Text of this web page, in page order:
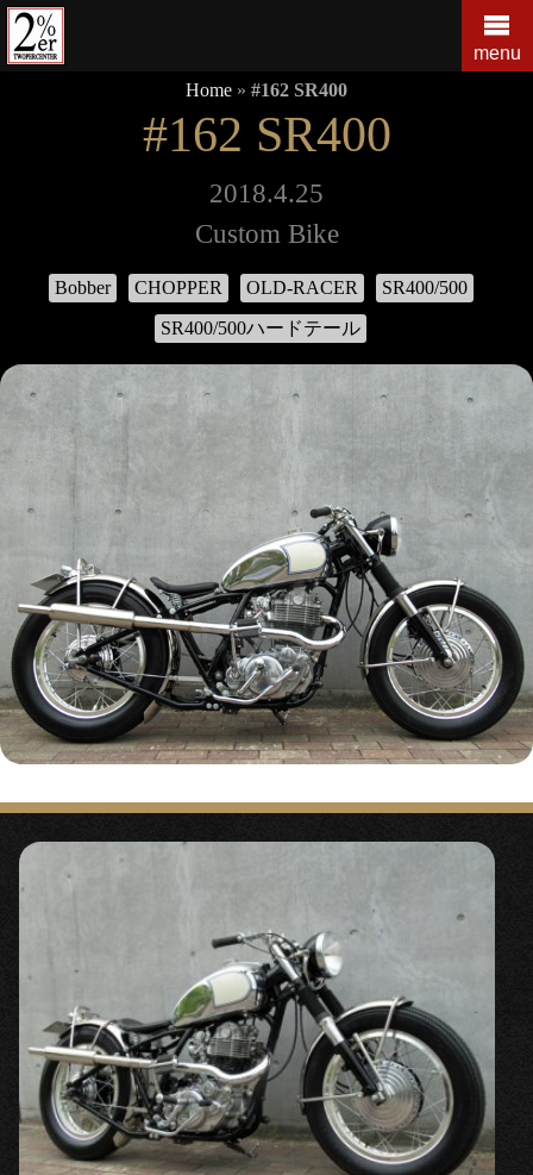
コ
ン
テ
menu
Home » #162 SR400
#162 SR400
2018.4.25
Custom Bike
Bobber CHOPPER OLD-RACER
SR400/500
SR400/500ハードテール